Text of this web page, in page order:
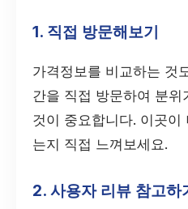
1. 직접 방문해보기
가격정보를 비교하는 것
간을 직접 방문하여 분위
것이 중요합니다. 이곳
는지 직접 느껴보세요.
2. 사용자 리뷰 참고하